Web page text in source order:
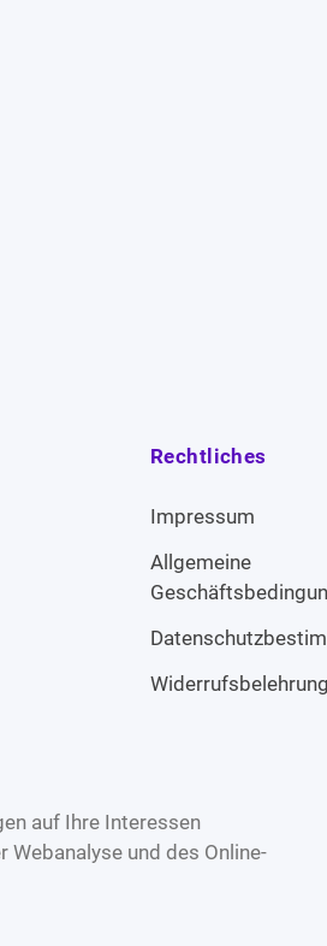
Rechtliches
Impressum
Allgemeine
Widerrufsbelehrung
auf Ihre Interessen
und des Online-